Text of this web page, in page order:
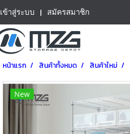
เข้าสู่ระบบ สมัครสมาชิก
หน้าแรก สินค้าทั้งหมด สินค้าใหม่
New